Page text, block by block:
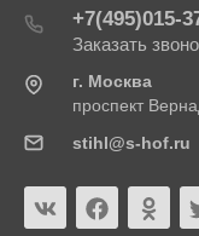
+7(495)015-
Заказать
г. Москва
проспект
stihl@s-hof.ru